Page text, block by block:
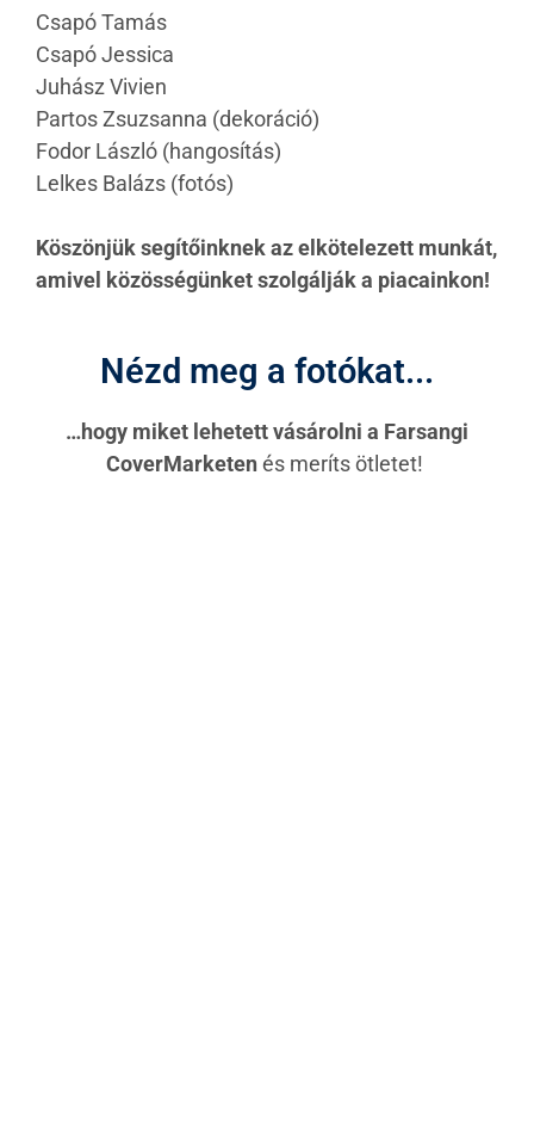
Csapó Tamás
Csapó Jessica
Juhász Vivien
Partos Zsuzsanna (dekoráció)
Fodor László (hangosítás)
Lelkes Balázs (fotós)
Köszönjük segítőinknek az elkötelezett munkát,
amivel közösségünket szolgálják a piacainkon!
Nézd meg a fotókat...
…hogy miket lehetett vásárolni a Farsangi
CoverMarketenés meríts ötletet!